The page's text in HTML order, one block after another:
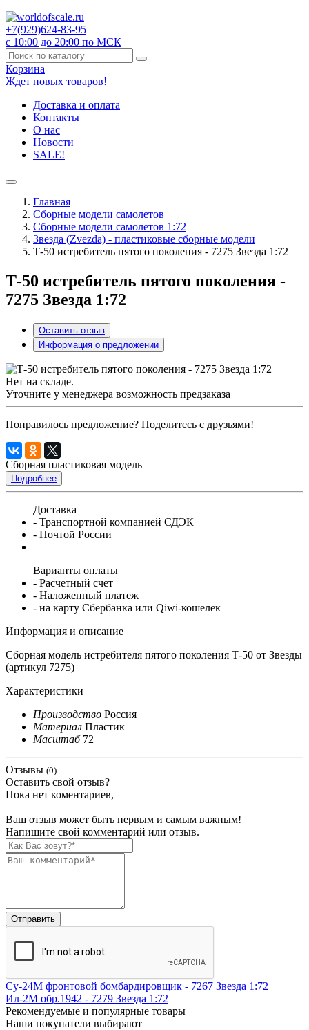
+7(929)624-83-95
с 10:00 до 20:00 по МСК
Корзина
Ждет новых товаров!
Доставка и оплата
Контакты
О нас
Новости
SALE!
Главная
Сборные модели самолетов
Сборные модели самолетов 1:72
Звезда (Zvezda) - пластиковые сборные модели
Т-50 истребитель пятого поколения - 7275 Звезда 1:72
Т-50 истребитель пятого поколения -
7275 Звезда 1:72
Оставить отзыв
Информация о предложении
Нет на складе.
Уточните у менеджера возможность предзаказа
Понравилось предложение? Поделитесь с друзьями!
Сборная пластиковая модель
Подробнее
Доставка
- Транспортной компанией СДЭК
- Почтой России
Варианты оплаты
- Расчетный счет
- Наложенный платеж
- на карту Сбербанка или Qiwi-кошелек
Информация и описание
Сборная модель истребителя пятого поколения Т-50 от Звезды
(артикул 7275)
Характеристики
Производство Россия
Материал Пластик
Масштаб 72
Отзывы (0)
Оставить свой отзыв?
Пока нет коментариев,
Ваш отзыв может быть первым и самым важным!
Напишите свой комментарий или отзыв.
Су-24М фронтовой бомбардировщик - 7267 Звезда 1:72
Ил-2М обр.1942 - 7279 Звезда 1:72
Рекомендуемые и популярные товары
Наши покупатели выбирают